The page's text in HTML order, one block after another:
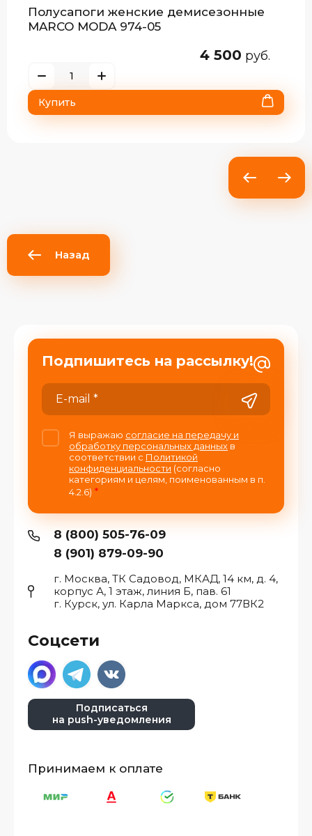
Полусапоги женские демисезонные
MARCO MODA 974-05
4 500 руб.
Купить
Назад
8 (800) 505-76-09
8 (901) 879-09-90
г. Москва, ТК Садовод, МКАД, 14 км, д. 4,
корпус А, 1 этаж, линия Б, пав. 61
г. Курск, ул. Карла Маркса, дом 77ВК2
Соцсети
Подписаться
на push-уведомления
Принимаем к оплате
Подпишитесь на рассылку!
Я выражаю согласие на передачу и
обработку персональных данных в
соответствии с Политикой
конфиденциальности (согласно
категориям и целям, поименованным в п.
4.2.6) *